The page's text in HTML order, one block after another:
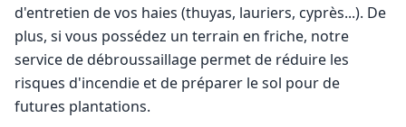
d'entretien de vos haies (thuyas, lauriers, cyprès...). De
plus, si vous possédez un terrain en friche, notre
service de débroussaillage permet de réduire les
risques d'incendie et de préparer le sol pour de
futures plantations.